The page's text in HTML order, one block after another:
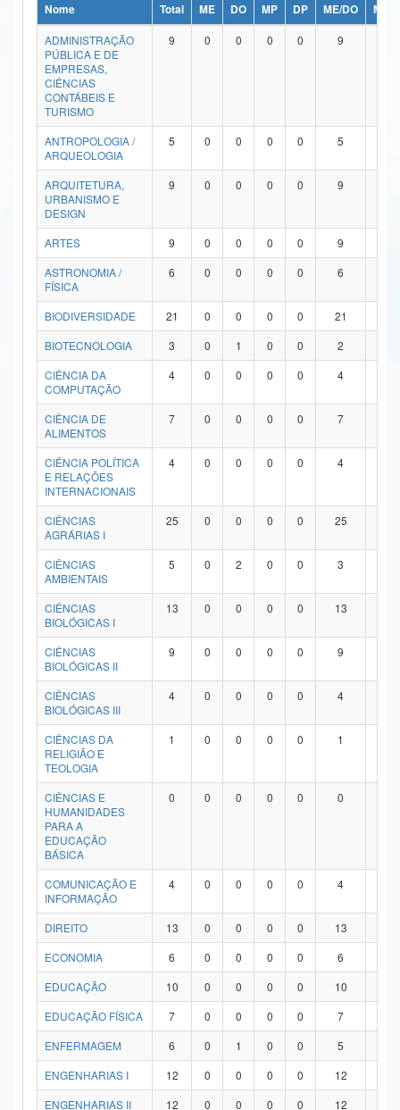
Ministério da Ciência, Tecnologia, Inovações e Comunicações
Ministério do Meio Ambiente
Ministério do Turismo
Ministério do Desenvolvimento Regional
Controladoria-Geral da União
Ministério da Mulher, da Família e dos Direitos Humanos
Secretaria de Governo
Advocacia-Geral da União
Banco Central do Brasil
Nome Total ME DO MP DP ME/DO
MP/
ADMINISTRAÇÃO
PÚBLICA E DE
EMPRESAS,
CIÊNCIAS
CONTÁBEIS E
TURISMO
9 0 0 0 0 9
ANTROPOLOGIA /
ARQUEOLOGIA
5 0 0 0 0 5
ARQUITETURA,
URBANISMO E
DESIGN
9 0 0 0 0 9
ARTES 9 0 0 0 0 9
ASTRONOMIA /
FÍSICA
6 0 0 0 0 6
BIODIVERSIDADE 21 0 0 0 0 21
BIOTECNOLOGIA
3 0 1 0 0 2
CIÊNCIA DA
COMPUTAÇÃO
4 0 0 0 0 4
CIÊNCIA DE
ALIMENTOS
7 0 0 0 0 7
CIÊNCIA POLÍTICA
E RELAÇÕES
INTERNACIONAIS
4 0 0 0 0 4
CIÊNCIAS
AGRÁRIAS I
25 0 0 0 0 25
CIÊNCIAS
AMBIENTAIS
5 0 2 0 0 3
CIÊNCIAS
BIOLÓGICAS I
13 0 0 0 0 13
CIÊNCIAS
BIOLÓGICAS II
9 0 0 0 0 9
CIÊNCIAS
BIOLÓGICAS III
4 0 0 0 0 4
CIÊNCIAS DA
RELIGIÃO E
TEOLOGIA
1 0 0 0 0 1
CIÊNCIAS E
HUMANIDADES
PARA A
EDUCAÇÃO
BÁSICA
0 0 0 0 0 0
COMUNICAÇÃO E
INFORMAÇÃO
4 0 0 0 0 4
DIREITO 13 0 0 0 0 13
ECONOMIA
6 0 0 0 0 6
EDUCAÇÃO
10 0 0 0 0 10
EDUCAÇÃO FÍSICA
7 0 0 0 0 7
ENFERMAGEM
6 0 1 0 0 5
ENGENHARIAS I
12 0 0 0 0 12
ENGENHARIAS II
12 0 0 0 0 12